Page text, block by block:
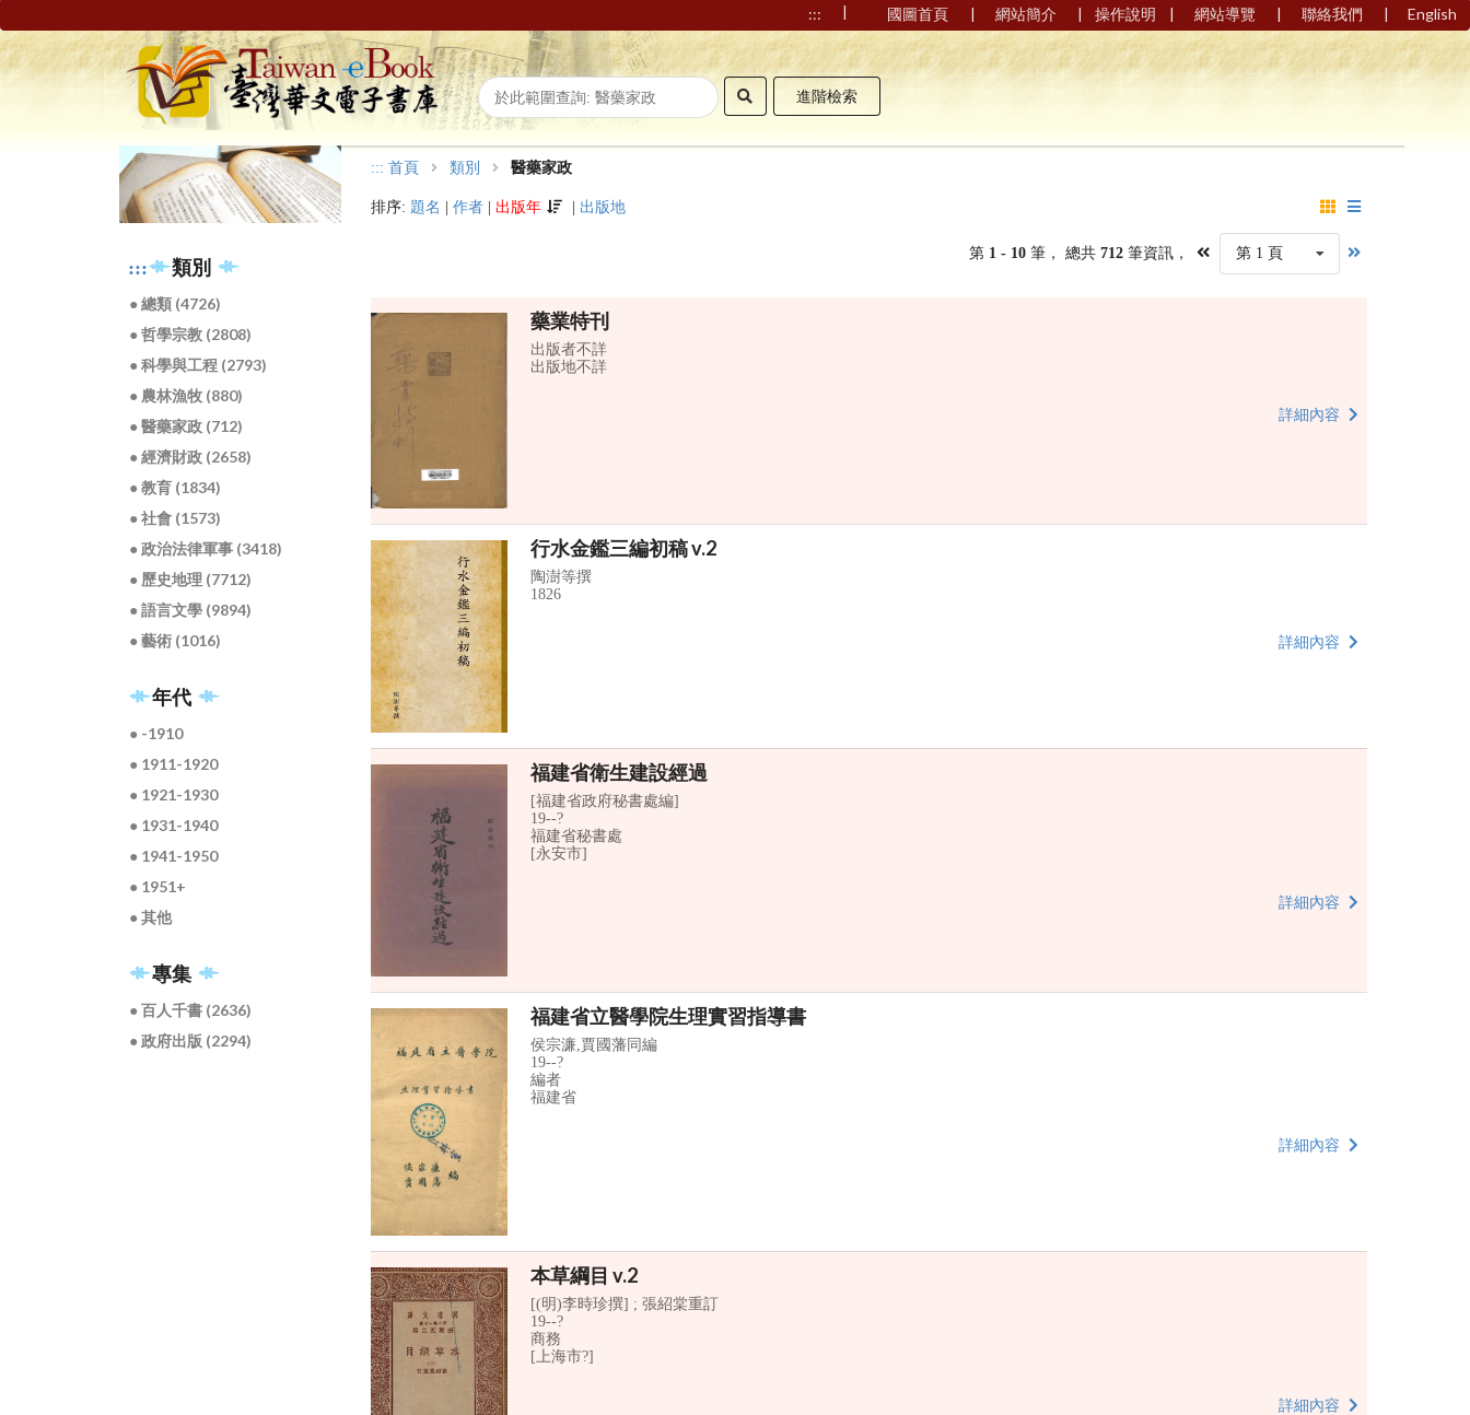
::: | 國圖首頁 | 網站簡介 | 操作說明 | 網站導覽 | 聯絡我們 | English
進階檢索
::: 類別
● 總類 (4726)
● 哲學宗教 (2808)
● 科學與工程 (2793)
● 農林漁牧 (880)
● 醫藥家政 (712)
● 經濟財政 (2658)
● 教育 (1834)
● 社會 (1573)
● 政治法律軍事 (3418)
● 歷史地理 (7712)
● 語言文學 (9894)
● 藝術 (1016)
年代
● -1910
● 1911-1920
● 1921-1930
● 1931-1940
● 1941-1950
● 1951+
● 其他
專集
● 百人千書 (2636)
● 政府出版 (2294)
::: 首頁 類別 醫藥家政
排序: 題名 |作者 |出版年 出版地
第 1 - 10筆， 總共712 筆資訊， 第 1 頁
藥業特刊
出版者不詳
出版地不詳
詳細內容
行水金鑑三編初稿 v.2
陶澍等撰
1826
詳細內容
福建省衛生建設經過
[福建省政府秘書處編]
19--?
福建省秘書處
[永安市]
詳細內容
福建省立醫學院生理實習指導書
侯宗濂,賈國藩同編
19--?
編者
福建省
詳細內容
本草綱目 v.2
[(明)李時珍撰] ; 張紹棠重訂
19--?
商務
[上海市?]
詳細內容